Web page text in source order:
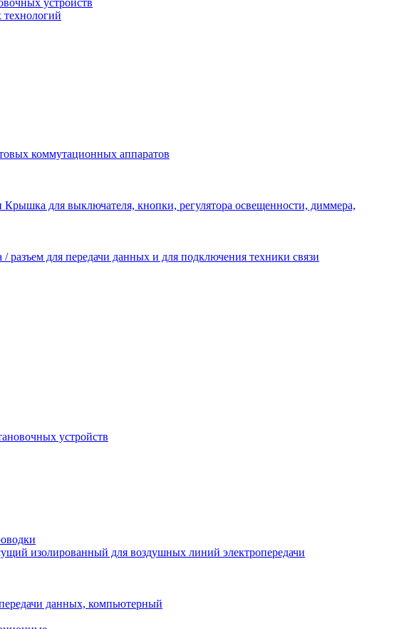
устройств
коммутационных аппаратов
Крышка для выключателя, кнопки, регулятора освещенности, диммера,
/ разъем для передачи данных и для подключения техники связи
устройств
изолированный для воздушных линий электропередачи
данных, компьютерный